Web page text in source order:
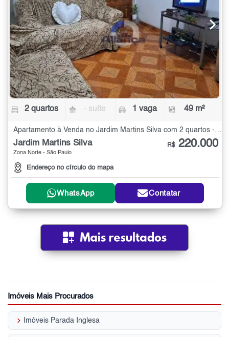
2 quartos - suíte 1 vaga 49 m²
Apartamento à Venda no Jardim Martins Silva com 2 quartos - 49 m²
Jardim Martins Silva
Zona Norte - São Paulo
Endereço no círculo do mapa
R$ 220.000
WhatsApp Contatar
Imóveis Mais Procurados
keyboard_arrow_right Imóveis Parada Inglesa